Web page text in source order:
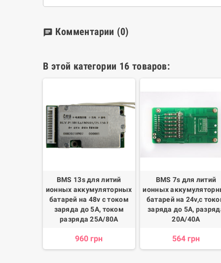
chat Комментарии (0)
В этой категории 16 товаров:
BMS 13s для литий
ионных аккумуляторных
батарей на 48v с током
заряда до 5А, током
разряда 25А/80А
960 грн
BMS 7s для литий
ионных
батарей на 24v,с
заряда до 5А,
20А/40А
564 грн